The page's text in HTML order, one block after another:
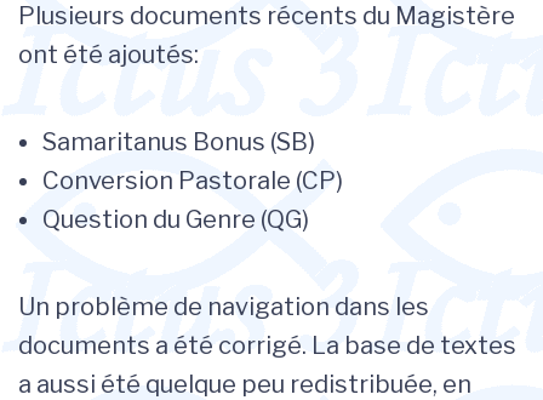
Plusieurs documents récents du Magistère
ont été ajoutés:
Samaritanus Bonus (SB)
Conversion Pastorale (CP)
Question du Genre (QG)
Un problème de navigation dans les
documents a été corrigé. La base de textes
a aussi été quelque peu redistribuée, en